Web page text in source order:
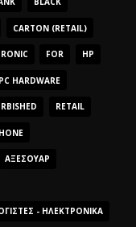
CARTON (RETAIL)
FOR HP
PC HARDWARE
RETAIL
ΑΞΕΣΟΥΆΡ
- ΗΛΕΚΤΡΟΝΙΚΆ